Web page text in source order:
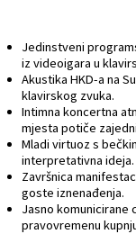
Jedinstveni
iz videoigara u
Akustika HKD-a na
klavirskog zvuka.
Intimna koncertna
mjesta potiče
Mladi virtuoz s
interpretativna ideja.
Završnica
goste iznenađenja.
Jasno komunicirane
pravovremenu